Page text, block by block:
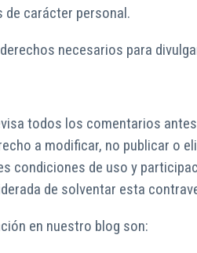
de carácter personal.
necesarios para
todos los comentarios
a modificar, no publicar o
condiciones de uso y
de solventar esta
en nuestro blog son: